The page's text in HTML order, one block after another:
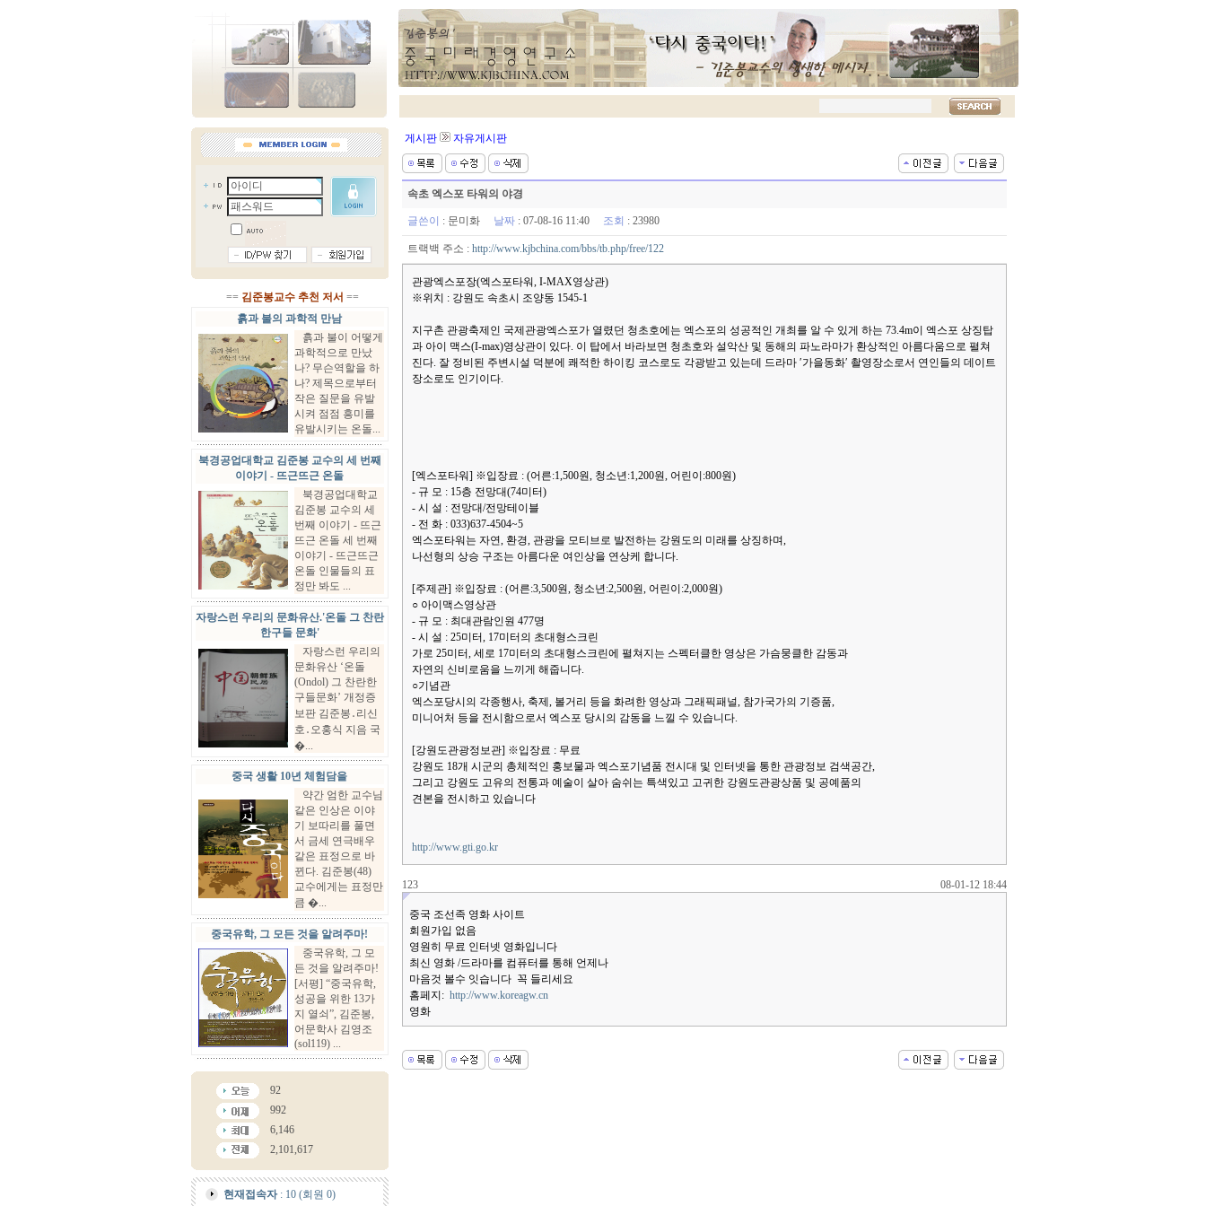
== 김준봉교수 추천 저서 ==
흙과 불의 과학적 만남
흙과 불이 어떻게
과학적으로 만났
나? 무슨역할을 하
나? 제목으로부터
작은 질문을 유발
시켜 점점 흥미를
유발시키는 온돌...
북경공업대학교 김준봉 교수의 세 번째
이야기 - 뜨근뜨근 온돌
북경공업대학교
김준봉 교수의 세
번째 이야기 - 뜨근
뜨근 온돌 세 번째
이야기 - 뜨근뜨근
온돌 인물들의 표
정만 봐도 ...
자랑스런 우리의 문화유산.'온돌 그 찬란
한구들 문화'
자랑스런 우리의
문화유산 ‘온돌
(Ondol) 그 찬란한
구들문화’ 개정증
보판 김준봉․리신
호․오홍식 지음 국
�...
중국 생활 10년 체험담을
약간 엄한 교수님
같은 인상은 이야
기 보따리를 풀면
서 금세 연극배우
같은 표정으로 바
뀐다. 김준봉(48)
교수에게는 표정만
큼 �...
중국유학, 그 모든 것을 알려주마!
중국유학, 그 모
든 것을 알려주마!
[서평] “중국유학,
성공을 위한 13가
지 열쇠”, 김준봉,
어문학사 김영조
(sol119) ...
92
992
6,146
2,101,617
현재접속자: 10 (회원 0)
게시판 자유게시판
속초 엑스포 타워의 야경
글쓴이 : 문미화 날짜 : 07-08-16 11:40 조회 : 23980
트랙백 주소 : http://www.kjbchina.com/bbs/tb.php/free/122
관광엑스포장(엑스포타워, I-MAX영상관)
※위치 : 강원도 속초시 조양동 1545-1
지구촌 관광축제인 국제관광엑스포가 열렸던 청초호에는 엑스포의 성공적인 개최를 알 수 있게 하는 73.4m이 엑스포 상징탑
과 아이 맥스(I-max)영상관이 있다. 이 탑에서 바라보면 청초호와 설악산 및 동해의 파노라마가 환상적인 아름다움으로 펼쳐
진다. 잘 정비된 주변시설 덕분에 쾌적한 하이킹 코스로도 각광받고 있는데 드라마 ′가을동화′ 촬영장소로서 연인들의 데이트
장소로도 인기이다.
[엑스포타워] ※입장료 : (어른:1,500원, 청소년:1,200원, 어린이:800원)
- 규 모 : 15층 전망대(74미터)
- 시 설 : 전망대/전망테이블
- 전 화 : 033)637-4504~5
엑스포타워는 자연, 환경, 관광을 모티브로 발전하는 강원도의 미래를 상징하며,
나선형의 상승 구조는 아름다운 여인상을 연상케 합니다.
[주제관] ※입장료 : (어른:3,500원, 청소년:2,500원, 어린이:2,000원)
○ 아이맥스영상관
- 규 모 : 최대관람인원 477명
- 시 설 : 25미터, 17미터의 초대형스크린
가로 25미터, 세로 17미터의 초대형스크린에 펼쳐지는 스펙터클한 영상은 가슴뭉클한 감동과
자연의 신비로움을 느끼게 해줍니다.
○기념관
엑스포당시의 각종행사, 축제, 볼거리 등을 화려한 영상과 그래픽패널, 참가국가의 기증품,
미니어처 등을 전시함으로서 엑스포 당시의 감동을 느낄 수 있습니다.
[강원도관광정보관] ※입장료 : 무료
강원도 18개 시군의 총체적인 홍보물과 엑스포기념품 전시대 및 인터넷을 통한 관광정보 검색공간,
그리고 강원도 고유의 전통과 예술이 살아 숨쉬는 특색있고 고귀한 강원도관광상품 및 공예품의
견본을 전시하고 있습니다
http://www.gti.go.kr
123 08-01-12 18:44
중국 조선족 영화 사이트
회원가입 없음
영원히 무료 인터넷 영화입니다
최신 영화 /드라마를 컴퓨터를 통해 언제나
마음것 볼수 잇습니다 꼭 들리세요
홈페지: http://www.koreagw.cn
영화